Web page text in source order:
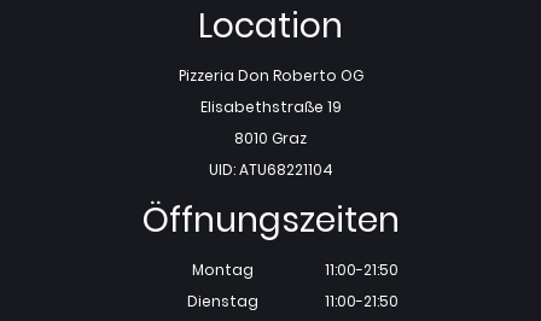
Location
Pizzeria Don Roberto OG
Elisabethstraße 19
8010 Graz
UID: ATU68221104
Öffnungszeiten
Montag
Dienstag
11:00-21:50
11:00-21:50